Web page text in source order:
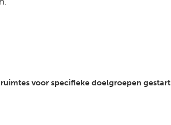
voor specifieke doelgroepen gestart